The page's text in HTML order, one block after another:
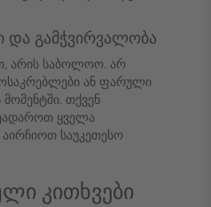
და გამჭვირვალობა
არის საბოლოო. არ
ან ფარული
მომენტში. თქვენ
ყველა
საუკეთესო
კითხვები